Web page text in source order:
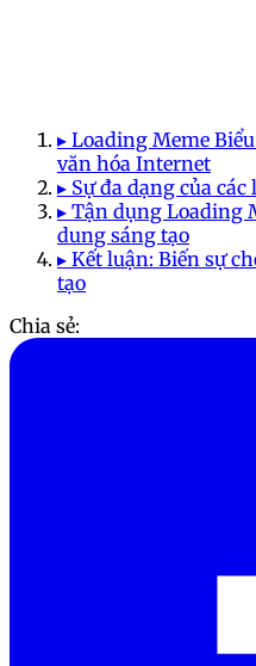
▸ Loading Meme
văn hóa Internet
▸ Sự đa dạng của
▸ Tận dụng Loading
dung sáng tạo
▸ Kết luận: Biến sự
tạo
Chia sẻ: